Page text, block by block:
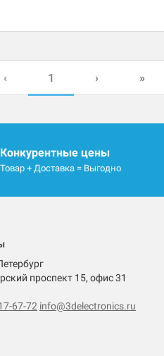
‹ 1 › »
Конкурентные цены
Товар + Доставка = Выгодно
проспект 15, офис 31
67-72 info@3delectronics.ru